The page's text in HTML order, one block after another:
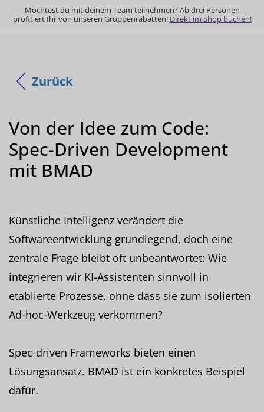
Möchtest du mit deinem Team teilnehmen? Ab drei Personen
profitiert Ihr von unseren Gruppenrabatten! Direkt im Shop buchen!
Zurück
Von der Idee zum Code:
Spec-Driven Development
mit BMAD
Künstliche Intelligenz verändert die
Softwareentwicklung grundlegend, doch eine
zentrale Frage bleibt oft unbeantwortet: Wie
integrieren wir KI-Assistenten sinnvoll in
etablierte Prozesse, ohne dass sie zum isolierten
Ad-hoc-Werkzeug verkommen?
Spec-driven Frameworks bieten einen
Lösungsansatz. BMAD ist ein konkretes Beispiel
dafür.